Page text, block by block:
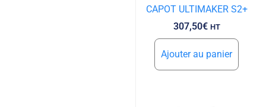
CAPOT ULTIMAKER S2+
307,50€ HT
Ajouter au panier